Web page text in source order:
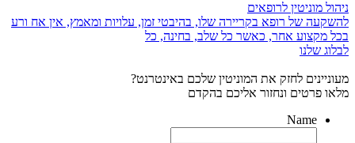
ניהול מוניטין לרופאים
להשקעה של רופא בקריירה שלו, בהיבטי זמן, עלויות ומאמץ, אין אח ורע
בכל מקצוע אחר, כאשר כל שלב, בחינה, כל
לבלוג שלנו
מעוניינים לחזק את המוניטין שלכם באינטרנט?
מלאו פרטים ונחזור אליכם בהקדם
Name